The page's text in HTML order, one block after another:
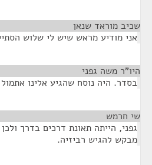
שכיב מוראד שנאן
אני מודיע מראש שיש לי שלוש
היו"ר משה גפני
בסדר. היה נוסח שהגיע אלינו
שי חרמש
גפני, הייתה תאונת דרכים בדרך
מבקש להגיש רביזיה.